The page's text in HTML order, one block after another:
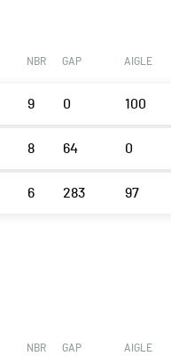
NBR GAP AIGLE
9 0 100
8 64 0
6 283 97
NBR GAP AIGLE